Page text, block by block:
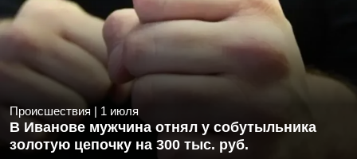
Происшествия | 1 июля
В Иванове мужчина отнял у собутыльника
золотую цепочку на 300 тыс. руб.